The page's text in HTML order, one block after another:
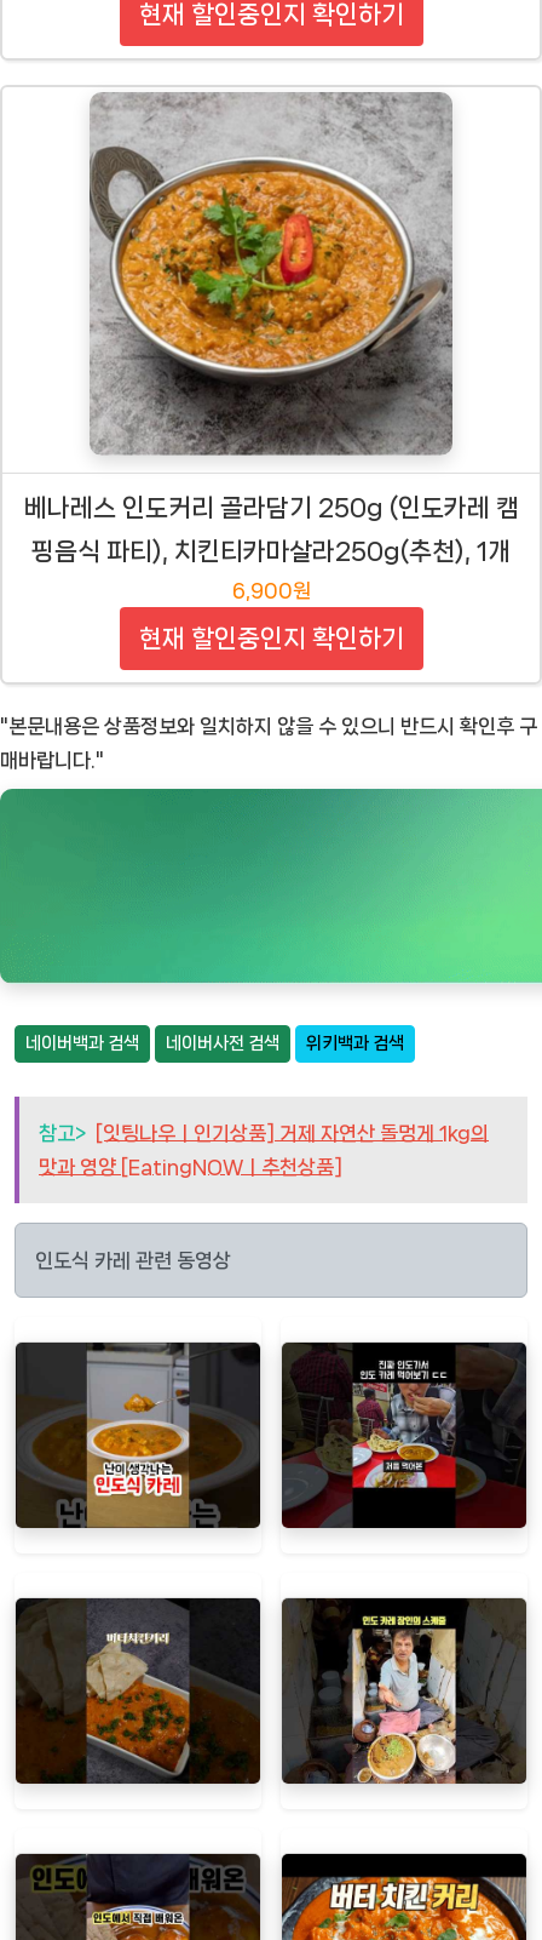
현재 할인중인지 확인하기
베나레스 인도커리 골라담기 250g (인도카레 캠
핑음식 파티), 치킨티카마살라250g(추천), 1개
6,900원
현재 할인중인지 확인하기
"본문내용은 상품정보와 일치하지 않을 수 있으니 반드시 확인후 구
매바랍니다."
네이버백과 검색 네이버사전 검색 위키백과 검색
참고> [잇팅나우ㅣ인기상품] 거제 자연산 돌멍게 1kg의
맛과 영양 [EatingNOWㅣ추천상품]
인도식 카레 관련 동영상